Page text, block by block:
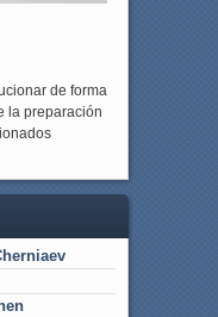
de forma
la preparación